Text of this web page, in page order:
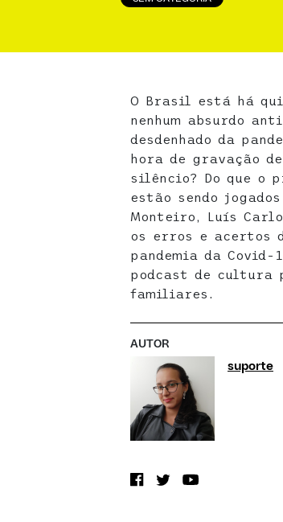
O Brasil está há
nenhum absurdo
desdenhado da
hora de gravação
silêncio? Do que o
estão sendo
Monteiro, Luís
os erros e acertos
pandemia da
podcast de cultura
familiares.
AUTOR
suporte